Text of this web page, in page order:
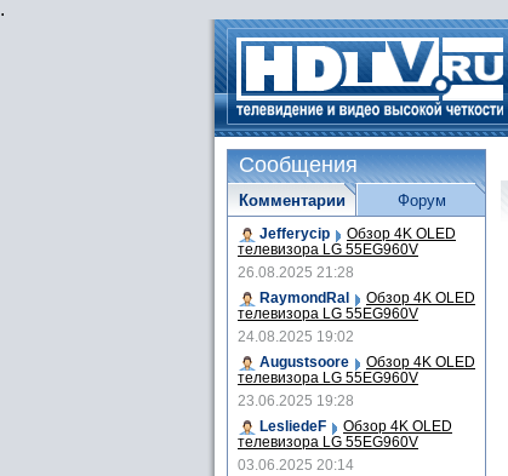
.
Сообщения
Комментарии
Jefferycip Обзор 4K OLED
телевизора LG 55EG960V
26.08.2025 21:28
RaymondRal
Обзор 4K OLED
телевизора LG 55EG960V
24.08.2025 19:02
Augustsoore
Обзор 4K OLED
телевизора LG 55EG960V
23.06.2025 19:28
LesliedeF
Обзор 4K OLED
телевизора LG 55EG960V
03.06.2025 20:14
Форум